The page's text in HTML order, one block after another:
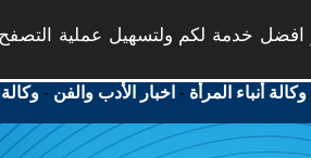
افضل خدمة لكم ولتسهيل عملية
وكالة أنباء المرأة - اخبار الأدب والفن -وكالة